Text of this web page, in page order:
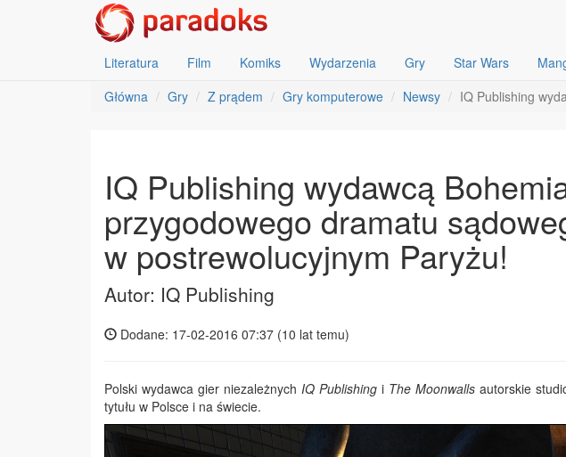
Literatura Film Komiks Wydarzenia Gry Star Wars
Główna
Gry Z prądem Gry komputerowe Newsy IQ Publishing
IQ Publishing wydawcą
przygodowego dramatu
w postrewolucyjnym Paryżu!
Autor: IQ Publishing
Dodane: 17-02-2016 07:37 (10 lat temu)
Polski wydawca gier niezależnych IQ Publishing i The Moonwalls autorskie
tytułu w Polsce i na świecie.